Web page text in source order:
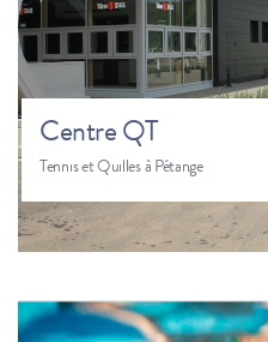
Centre QT
Tennis et Quilles à Pétange